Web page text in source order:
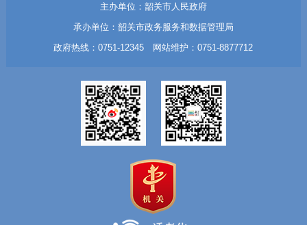
主办单位：韶关市人民政府
承办单位：韶关市政务服务和数据管理局
政府热线：0751-12345 网站维护：0751-8877712